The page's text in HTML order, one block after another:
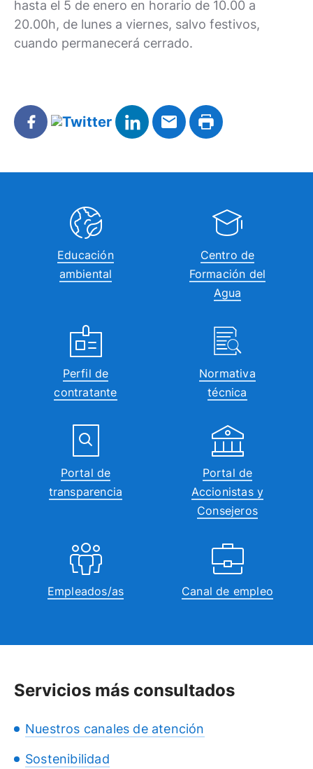
hasta el 5 de enero en horario de 10.00 a
20.00h, de lunes a viernes, salvo festivos,
cuando permanecerá cerrado.
Educación
ambiental
Centro de
Formación del
Agua
Perfil de
contratante
Normativa
técnica
Portal de
transparencia
Portal de
Accionistas y
Consejeros
Empleados/as Canal de empleo
Servicios más consultados
Nuestros canales de atención
Sostenibilidad